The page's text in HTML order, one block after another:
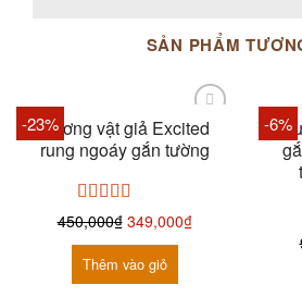
SẢN PHẨM
-23%Dương vật giả Excited
rung ngoáy gắn tường
Được xếp
hạng5.00
5
450,000₫ 349,000₫
Thêm vào giỏ
-6%